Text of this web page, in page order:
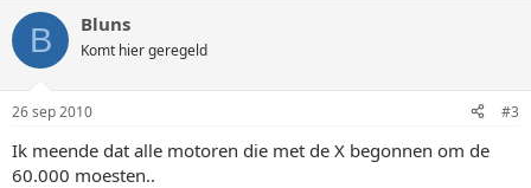
B Bluns
Komt hier geregeld
26 sep 2010 #3
Ik meende dat alle motoren die met de X begonnen om de
60.000 moesten..